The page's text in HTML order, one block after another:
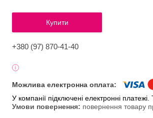
Купити
+380 (97) 870-41-40
У компанії підключені електронні
повернення товару